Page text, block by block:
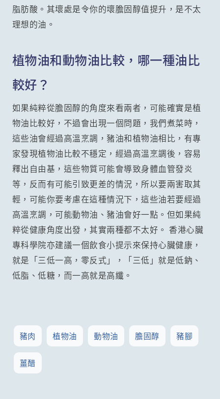
脂肪酸。其壞處是令你的壞膽固醇值提升，是不太
理想的油。
植物油和動物油比較，哪一種油比
較好？
如果純粹從膽固醇的角度來看兩者，可能確實是植
物油比較好，不過會出現一個問題，我們煮菜時，
這些油會經過高溫烹調，豬油和植物油相比，有專
家發現植物油比較不穩定，經過高溫烹調後，容易
釋出自由基，這些物質可能會導致身體血管發炎
等，反而有可能引致更差的情況，所以要兩害取其
輕，可能你要考慮在這種情況下，這些油若要經過
高溫烹調，可能動物油、豬油會好一點。但如果純
粹從健康角度出發，其實兩種都不太好。 香港心臟
專科學院亦建議一個飲食小提示來保持心臟健康，
就是「三低一高，零反式」，「三低」就是低鈉、
低脂、低糖，而一高就是高纖。
豬肉 植物油 動物油 膽固醇 豬腳
薑醋